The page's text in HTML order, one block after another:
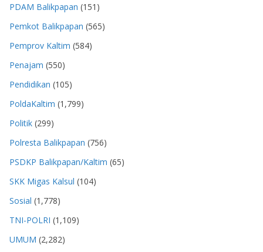
PDAM Balikpapan (151)
Pemkot Balikpapan (565)
Pemprov Kaltim (584)
Penajam (550)
Pendidikan (105)
PoldaKaltim (1,799)
Politik (299)
Polresta Balikpapan (756)
PSDKP Balikpapan/Kaltim (65)
SKK Migas Kalsul (104)
Sosial (1,778)
TNI-POLRI (1,109)
UMUM (2,282)